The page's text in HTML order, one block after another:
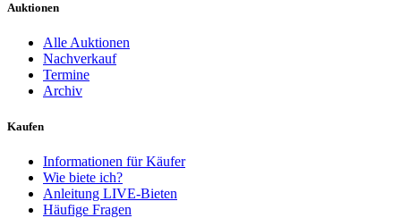
Auktionen
Alle Auktionen
Nachverkauf
Termine
Archiv
Kaufen
Informationen für Käufer
Wie biete ich?
Anleitung LIVE-Bieten
Häufige Fragen